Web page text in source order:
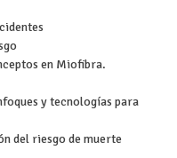
en Miofibra.
y tecnologías para
del riesgo de muerte